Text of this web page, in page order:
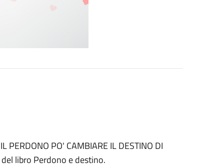
PO' CAMBIARE IL DESTINO DI
libro Perdono e destino.